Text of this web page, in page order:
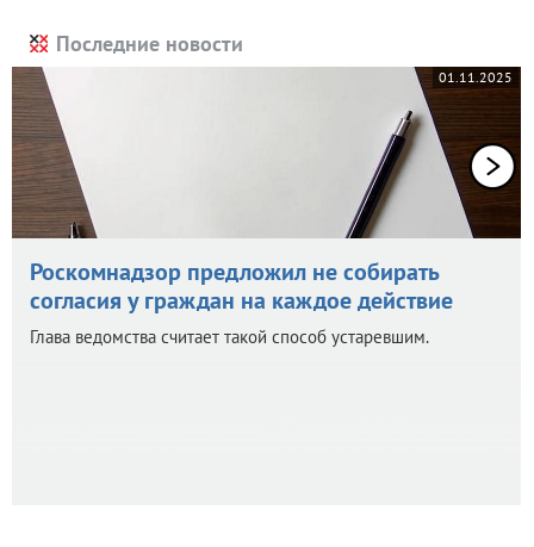
Последние новости
01.11.2025
Роскомнадзор предложил не собирать
согласия у граждан на каждое действие
Глава ведомства считает такой способ устаревшим.